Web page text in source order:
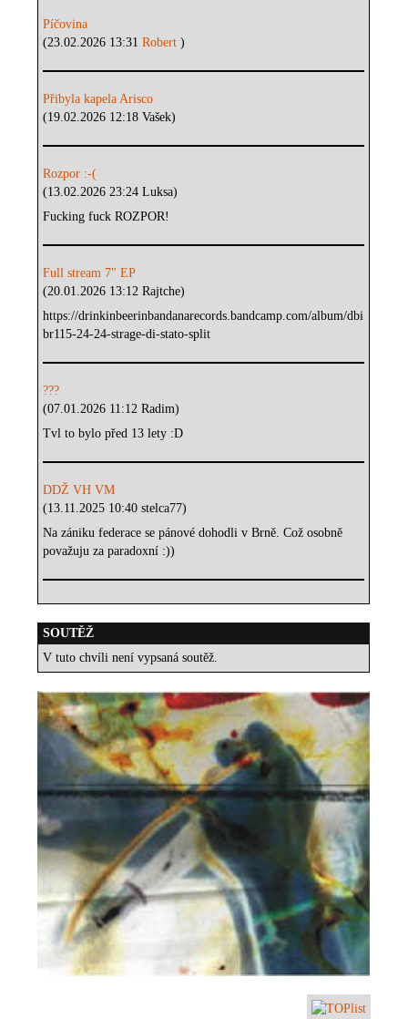
Píčovina
(23.02.2026 13:31Robert)
Přibyla kapela Arisco
(19.02.2026 12:18 Vašek)
Rozpor :-(
(13.02.2026 23:24 Luksa)
Fucking fuck ROZPOR!
Full stream 7" EP
(20.01.2026 13:12 Rajtche)
https://drinkinbeerinbandanarecords.bandcamp.com/album/dbi
br115-24-24-strage-di-stato-split
???
(07.01.2026 11:12 Radim)
Tvl to bylo před 13 lety :D
DDŽ VH VM
(13.11.2025 10:40 stelca77)
Na zániku federace se pánové dohodli v Brně. Což osobně
považuju za paradoxní :))
SOUTĚŽ
V tuto chvíli není vypsaná soutěž.